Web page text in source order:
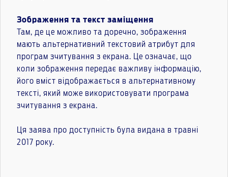
Зображення та текст заміщення
Там, де це можливо та доречно, зображення
мають альтернативний текстовий атрибут для
програм зчитування з екрана. Це означає, що
коли зображення передає важливу інформацію,
його вміст відображається в альтернативному
тексті, який може використовувати програма
зчитування з екрана.
Ця заява про доступність була видана в травні
2017 року.